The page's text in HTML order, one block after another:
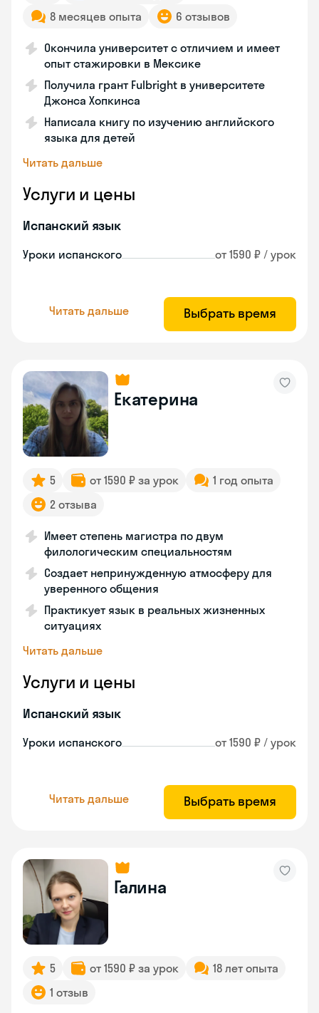
8 месяцев опыта
6 отзывов
Окончила университет с отличием и имеет
опыт стажировки в Мексике
Получила грант Fulbright в университете
Джонса Хопкинса
Написала книгу по изучению английского
языка для детей
Читать дальше
Услуги и цены
Испанский язык
Уроки испанского от 1590 ₽ / урок
Читать дальше Выбрать время
Екатерина
5 от 1590 ₽ за урок
1 год опыта
2 отзыва
Имеет степень магистра по двум
филологическим специальностям
Создает непринужденную атмосферу для
уверенного общения
Практикует язык в реальных жизненных
ситуациях
Читать дальше
Услуги и цены
Испанский язык
Уроки испанского от 1590 ₽ / урок
Читать дальше Выбрать время
Галина
5 от 1590 ₽ за урок
18 лет опыта
1 отзыв